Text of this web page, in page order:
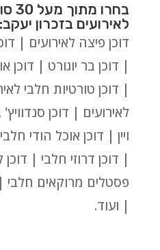
לאירועים בזכרון יעקב:
דוכן פיצה לאירועים |
| דוכן בר יוגורט | דוכן
| דוכן טורטיות חלבי
לאירועים | דוכן
ויין | דוכן אוכל הודי
| דוכן דרוזי חלבי |
פסטלים מרוקאים חלבי |
| ועוד.